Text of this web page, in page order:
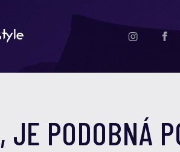
PODOBNÁ